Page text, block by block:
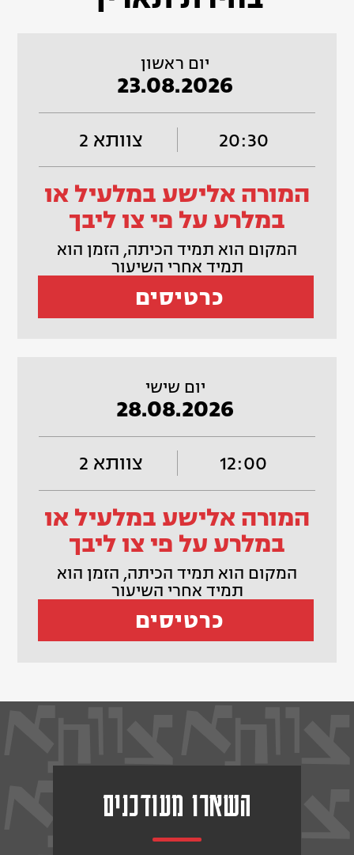
יום ראשון
23.08.2026
20:30 צוותא 2
המורה אלישע במלעיל או
במלרע על פי צו ליבך
המקום הוא תמיד הכיתה, הזמן הוא
תמיד אחרי השיעור
כרטיסים
יום שישי
28.08.2026
12:00 צוותא 2
המורה אלישע במלעיל או
במלרע על פי צו ליבך
המקום הוא תמיד הכיתה, הזמן הוא
תמיד אחרי השיעור
כרטיסים
השארו מעודכנים